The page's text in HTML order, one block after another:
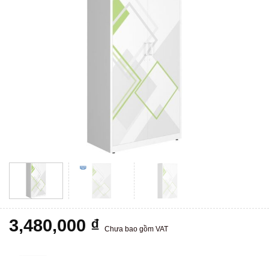
3,480,000 ₫ Chưa bao gồm VAT